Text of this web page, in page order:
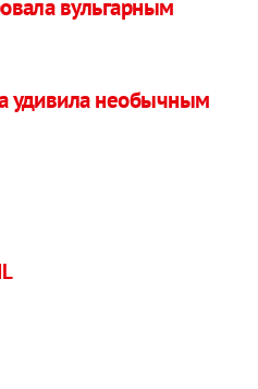
вульгарным
удивила необычным